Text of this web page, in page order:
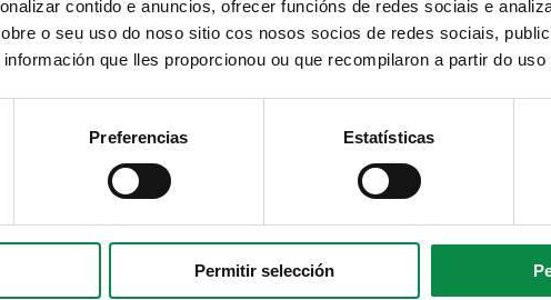
contido e anuncios, ofrecer funcións de redes sociais e
o seu uso do noso sitio cos nosos socios de redes sociais,
que lles proporcionou ou que recompilaron a partir do
Preferencias Estatísticas
Permitir selección